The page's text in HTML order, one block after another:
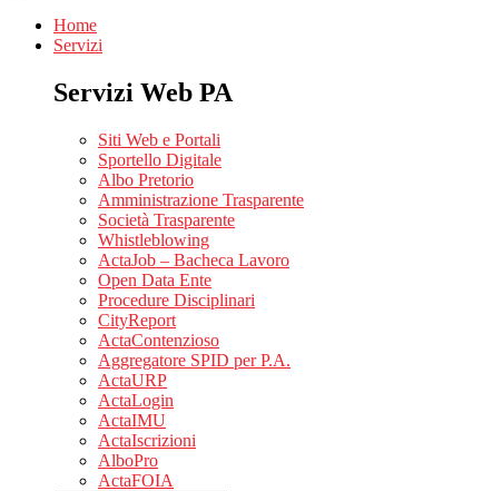
Home
Servizi
Servizi Web PA
Siti Web e Portali
Sportello Digitale
Albo Pretorio
Amministrazione Trasparente
Società Trasparente
Whistleblowing
ActaJob – Bacheca Lavoro
Open Data Ente
Procedure Disciplinari
CityReport
ActaContenzioso
Aggregatore SPID per P.A.
ActaURP
ActaLogin
ActaIMU
ActaIscrizioni
AlboPro
ActaFOIA